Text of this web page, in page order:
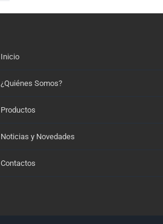
Inicio
¿Quiénes Somos?
Productos
Noticias y Novedades
Contactos